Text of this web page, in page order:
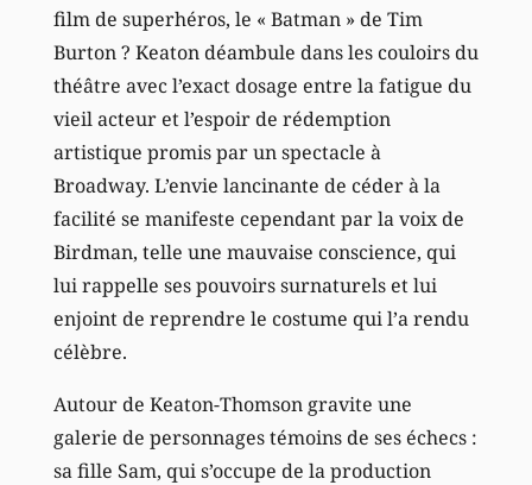
film de superhéros, le « Batman » de Tim
Burton ? Keaton déambule dans les couloirs du
théâtre avec l’exact dosage entre la fatigue du
vieil acteur et l’espoir de rédemption
artistique promis par un spectacle à
Broadway. L’envie lancinante de céder à la
facilité se manifeste cependant par la voix de
Birdman, telle une mauvaise conscience, qui
lui rappelle ses pouvoirs surnaturels et lui
enjoint de reprendre le costume qui l’a rendu
célèbre.
Autour de Keaton-Thomson gravite une
galerie de personnages témoins de ses échecs :
sa fille Sam, qui s’occupe de la production